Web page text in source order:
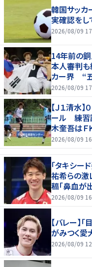
韓国サッカ
実確認をし
2026/08/09
14年前の
本人審判
カー界 “五
舞われる」
2026/08/09
【Ｊ１清水
ール 練習
木奎吾は
場停止
2026/08/09
「タキシー
祐希らの
稿「鼻血が
好いい」
2026/08/09
【バレー】
がみつく愛
2026/08/09